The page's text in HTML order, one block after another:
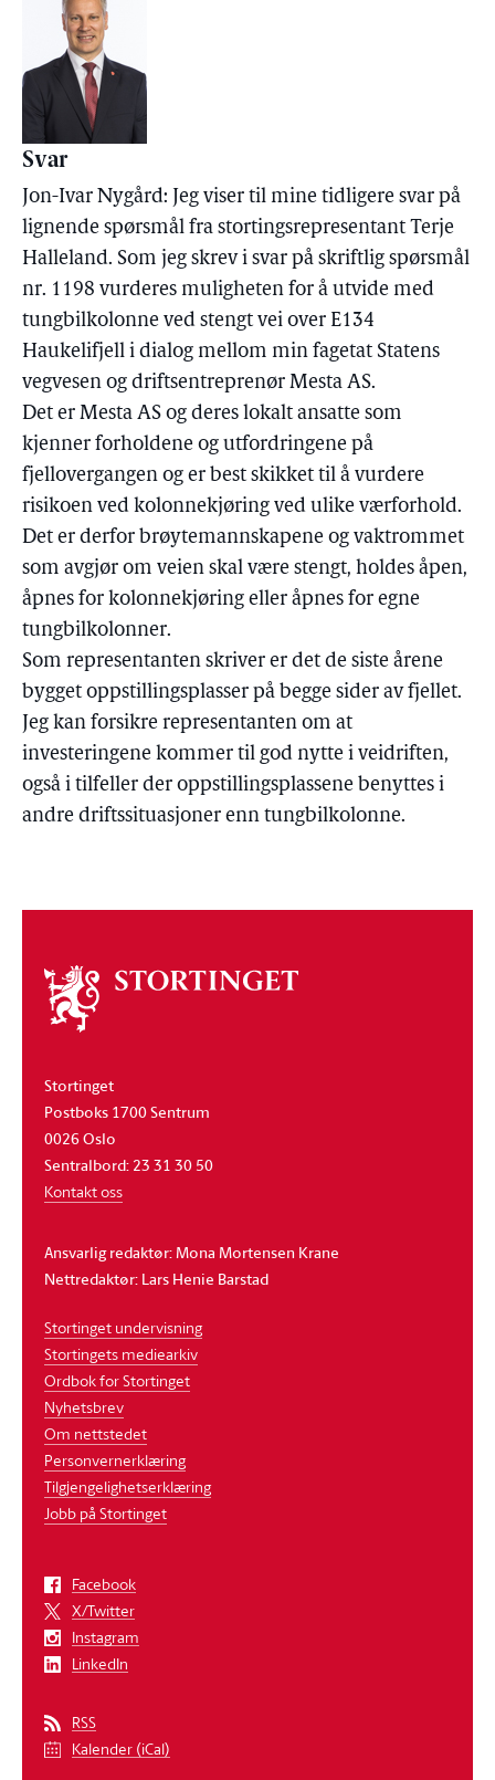
Svar
Jon-Ivar Nygård: Jeg viser til mine tidligere svar på
lignende spørsmål fra stortingsrepresentant Terje
Halleland. Som jeg skrev i svar på skriftlig spørsmål
nr. 1198 vurderes muligheten for å utvide med
tungbilkolonne ved stengt vei over E134
Haukelifjell i dialog mellom min fagetat Statens
vegvesen og driftsentreprenør Mesta AS.
Det er Mesta AS og deres lokalt ansatte som
kjenner forholdene og utfordringene på
fjellovergangen og er best skikket til å vurdere
risikoen ved kolonnekjøring ved ulike værforhold.
Det er derfor brøytemannskapene og vaktrommet
som avgjør om veien skal være stengt, holdes åpen,
åpnes for kolonnekjøring eller åpnes for egne
tungbilkolonner.
Som representanten skriver er det de siste årene
bygget oppstillingsplasser på begge sider av fjellet.
Jeg kan forsikre representanten om at
investeringene kommer til god nytte i veidriften,
også i tilfeller der oppstillingsplassene benyttes i
andre driftssituasjoner enn tungbilkolonne.
Om
stortinget
Stortinget
Postboks 1700 Sentrum
0026 Oslo
Sentralbord: 23 31 30 50
Kontakt oss
Ansvarlig redaktør: Mona Mortensen Krane
Nettredaktør: Lars Henie Barstad
Stortinget undervisning
Stortingets mediearkiv
Ordbok for Stortinget
Nyhetsbrev
Om nettstedet
Personvernerklæring
Tilgjengelighetserklæring
Jobb på Stortinget
Facebook
X/Twitter
Instagram
LinkedIn
RSS
Kalender (iCal)